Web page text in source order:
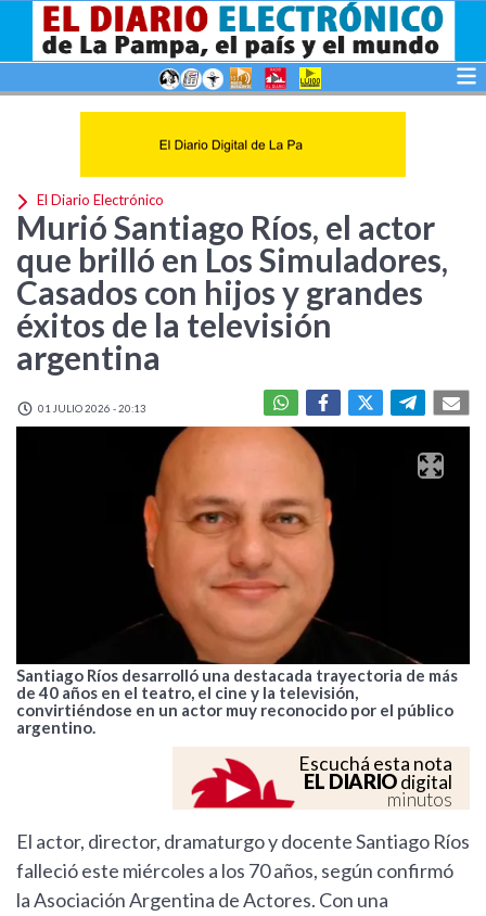
El Diario Electrónico
Murió Santiago Ríos, el actor
que brilló en Los Simuladores,
Casados con hijos y grandes
éxitos de la televisión
argentina
01 JULIO 2026 - 20:13
Santiago Ríos desarrolló una destacada trayectoria de más
de 40 años en el teatro, el cine y la televisión,
convirtiéndose en un actor muy reconocido por el público
argentino.
Escuchá esta nota
EL DIARIOdigital
minutos
El actor, director, dramaturgo y docente Santiago Ríos
falleció este miércoles a los 70 años, según confirmó
la Asociación Argentina de Actores. Con una